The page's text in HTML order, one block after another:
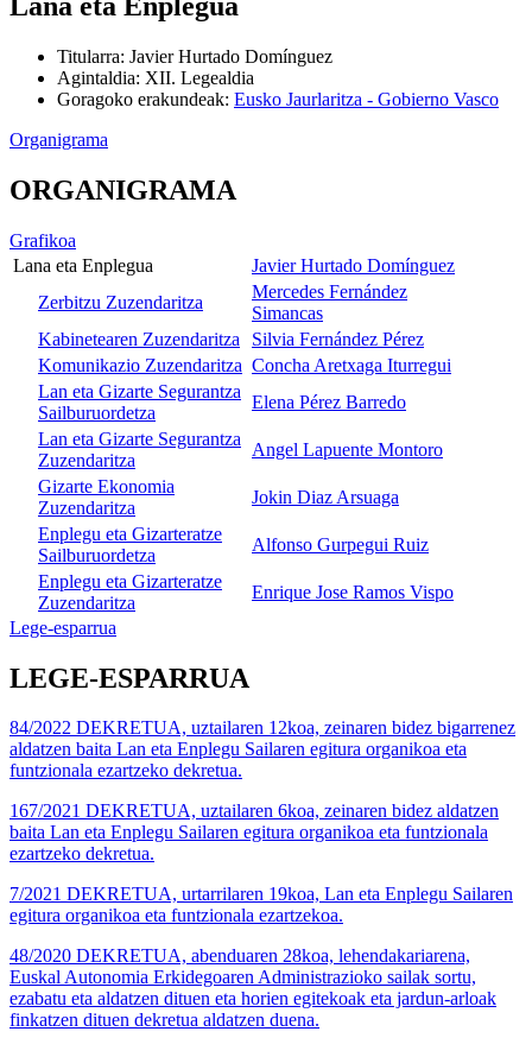
Titularra: Javier Hurtado Domínguez
Agintaldia: XII. Legealdia
Goragoko erakundeak: Eusko Jaurlaritza - Gobierno Vasco
Organigrama
ORGANIGRAMA
Grafikoa
Lana eta Enplegua
Javier Hurtado Domínguez
Zerbitzu Zuzendaritza
Mercedes Fernández
Simancas
Kabinetearen Zuzendaritza
Silvia Fernández Pérez
Komunikazio Zuzendaritza Concha Aretxaga Iturregui
Lan eta Gizarte Segurantza
Sailburuordetza
Elena Pérez Barredo
Lan eta Gizarte Segurantza
Zuzendaritza
Angel Lapuente Montoro
Gizarte Ekonomia
Zuzendaritza
Jokin Diaz Arsuaga
Enplegu eta Gizarteratze
Sailburuordetza
Alfonso Gurpegui Ruiz
Enplegu eta Gizarteratze
Zuzendaritza
Enrique Jose Ramos Vispo
Lege-esparrua
LEGE-ESPARRUA
84/2022 DEKRETUA, uztailaren 12koa, zeinaren bidez bigarrenez
aldatzen baita Lan eta Enplegu Sailaren egitura organikoa eta
funtzionala ezartzeko dekretua.
167/2021 DEKRETUA, uztailaren 6koa, zeinaren bidez aldatzen
baita Lan eta Enplegu Sailaren egitura organikoa eta funtzionala
ezartzeko dekretua.
7/2021 DEKRETUA, urtarrilaren 19koa, Lan eta Enplegu Sailaren
egitura organikoa eta funtzionala ezartzekoa.
48/2020 DEKRETUA, abenduaren 28koa, lehendakariarena,
Euskal Autonomia Erkidegoaren Administrazioko sailak sortu,
ezabatu eta aldatzen dituen eta horien egitekoak eta jardun-arloak
finkatzen dituen dekretua aldatzen duena.